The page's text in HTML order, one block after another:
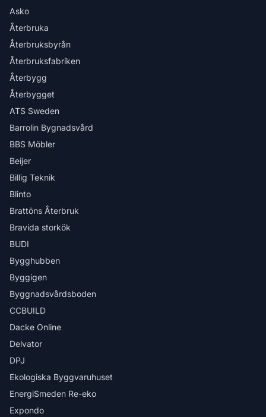
Asko
Återbruka
Återbruksbyrån
Återbruksfabriken
Återbygg
Återbygget
ATS Sweden
Barrolin Bygnadsvård
BBS Möbler
Beijer
Billig Teknik
Blinto
Brattöns Återbruk
Bravida storkök
BUDI
Bygghubben
Byggigen
Byggnadsvårdsboden
CCBUILD
Dacke Online
Delvator
DPJ
Ekologiska Byggvaruhuset
EnergiSmeden Re-eko
Expondo